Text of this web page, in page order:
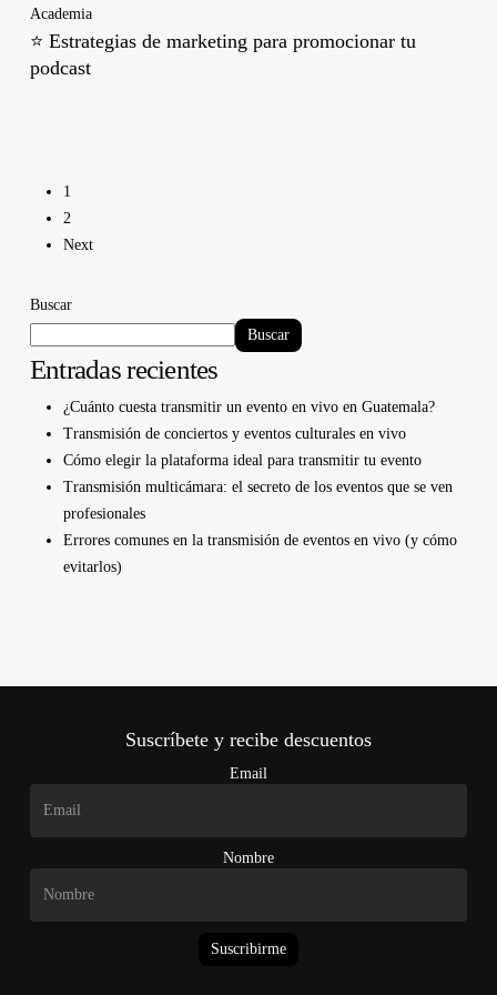
Academia
⭐ Estrategias de marketing para promocionar tu
podcast
1
2
Next
Buscar
Buscar
Entradas recientes
¿Cuánto cuesta transmitir un evento en vivo en Guatemala?
Transmisión de conciertos y eventos culturales en vivo
Cómo elegir la plataforma ideal para transmitir tu evento
Transmisión multicámara: el secreto de los eventos que se ven
profesionales
Errores comunes en la transmisión de eventos en vivo (y cómo
evitarlos)
Suscríbete y recibe descuentos
Email
Nombre
Suscribirme